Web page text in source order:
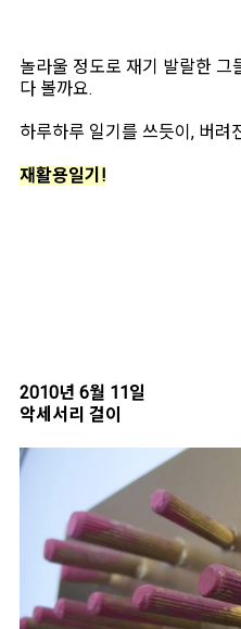
놀라울 정도로 재기 발랄한 그
다 볼까요.
하루하루 일기를 쓰듯이, 버려
재활용일기!
2010년 6월 11일
악세서리 걸이